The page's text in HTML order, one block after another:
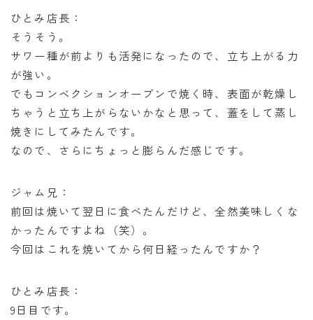
ひとみ店長：
そうそう。
サワー種が前よりも活発になったので、立ち上がる力
が強い。
でもコンベクションオーブンで焼く時、表面が乾燥し
ちゃうと立ち上がらないかなと思って、蓋をして蒸し
焼きにしてみたんです。
なので、さらにちょっと膨らんだ感じです。
ジャム兄：
前回は焼いて翌日に食べたんだけど、全然美味しくな
かったんですよね（笑）。
今回はこれを焼いてから何日経ったんですか？
ひとみ店長：
9日目です。